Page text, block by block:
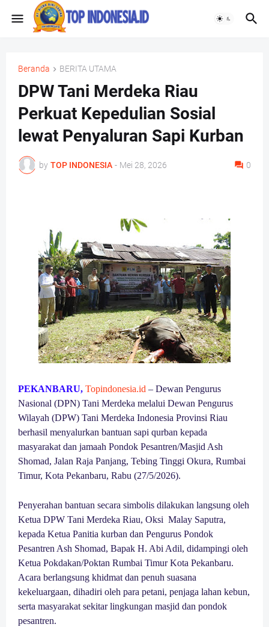
Beranda BERITA UTAMA
DPW Tani Merdeka Riau
Perkuat Kepedulian Sosial
lewat Penyaluran Sapi Kurban
by TOP INDONESIA - Mei 28, 2026 0
PEKANBARU, Topindonesia.id – Dewan Pengurus
Nasional (DPN) Tani Merdeka melalui Dewan Pengurus
Wilayah (DPW) Tani Merdeka Indonesia Provinsi Riau
berhasil menyalurkan bantuan sapi qurban kepada
masyarakat dan jamaah Pondok Pesantren/Masjid Ash
Shomad, Jalan Raja Panjang, Tebing Tinggi Okura, Rumbai
Timur, Kota Pekanbaru, Rabu (27/5/2026).
Penyerahan bantuan secara simbolis dilakukan langsung oleh
Ketua DPW Tani Merdeka Riau, Oksi Malay Saputra,
kepada Ketua Panitia kurban dan Pengurus Pondok
Pesantren Ash Shomad, Bapak H. Abi Adil, didampingi oleh
Ketua Pokdakan/Poktan Rumbai Timur Kota Pekanbaru.
Acara berlangsung khidmat dan penuh suasana
kekeluargaan, dihadiri oleh para petani, penjaga lahan kebun,
serta masyarakat sekitar lingkungan masjid dan pondok
pesantren.